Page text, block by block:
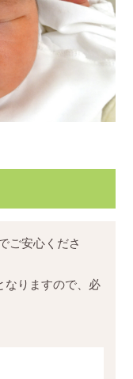
ご安心くださ
なりますので、必